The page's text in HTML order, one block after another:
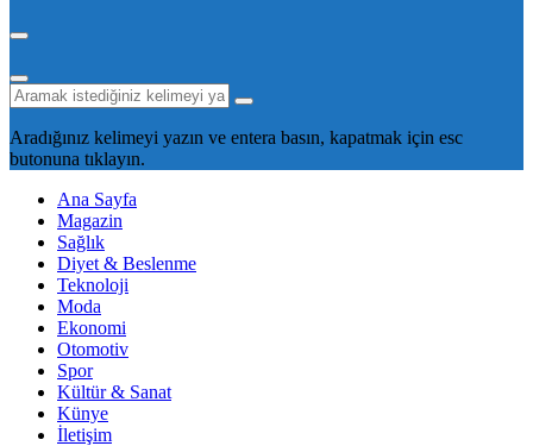
Aradığınız kelimeyi yazın ve entera basın, kapatmak için esc
butonuna tıklayın.
Ana Sayfa
Magazin
Sağlık
Diyet & Beslenme
Teknoloji
Moda
Ekonomi
Otomotiv
Spor
Kültür & Sanat
Künye
İletişim